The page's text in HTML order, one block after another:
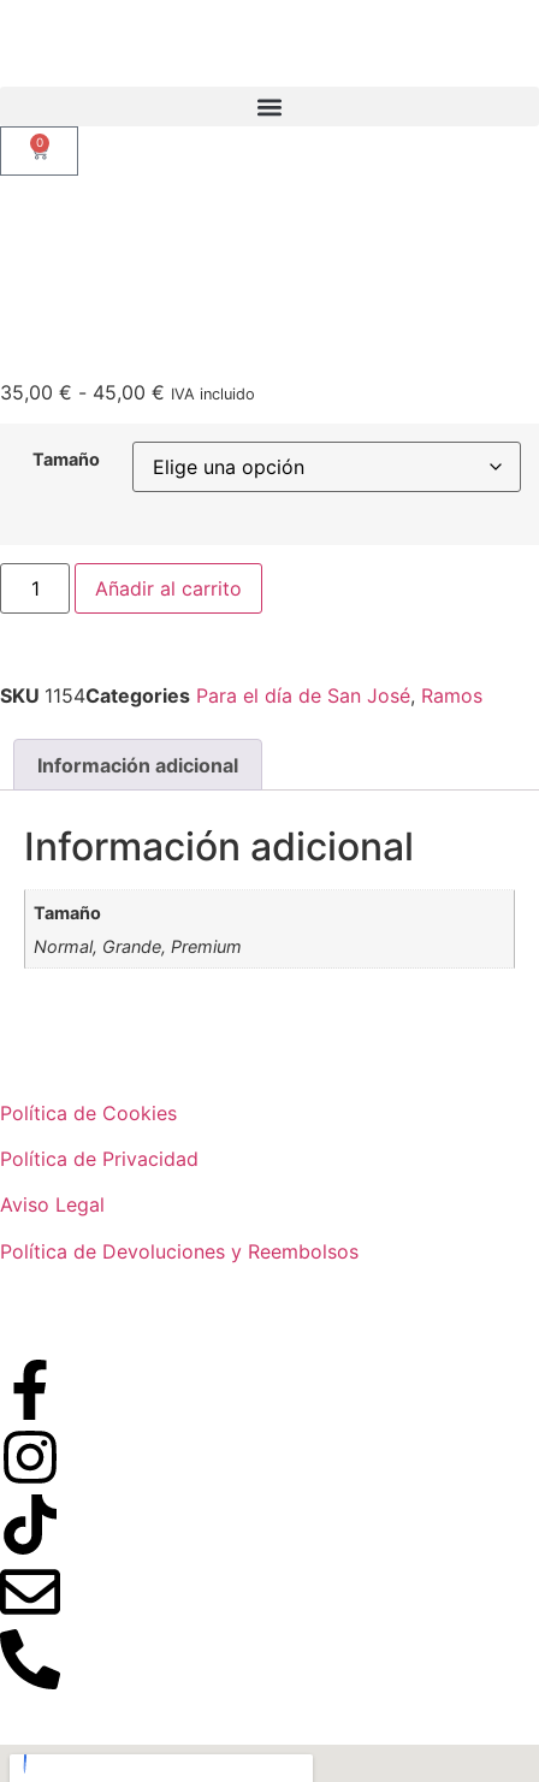
0
35,00 € - 45,00 € IVA incluido
Tamaño
Añadir al carrito
SKU 1154Categories Para el día de San José, Ramos
Información adicional
Información adicional
Tamaño
Normal, Grande, Premium
Política de Cookies
Política de Privacidad
Aviso Legal
Política de Devoluciones y Reembolsos